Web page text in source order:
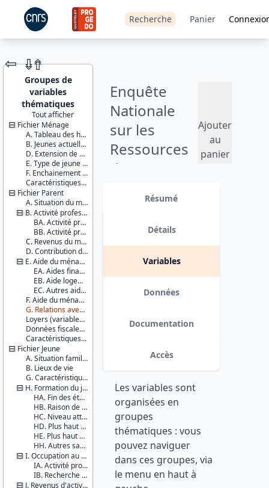
Recherche Panier
JEU DE
DONNÉES
Enquête
Nationale
sur les
Ressources
des Jeunes
Ajouter
au
panier
données fiscales portant sur les
revenus des parents suite à un
appariement ; - imputation de loyers
Logement Insee ; - et ajout de
personnes, aides sociales, revenus
⇦ ⇮⇮
Groupes de
variables
thématiques
Tout afficher
Fichier Ménage
A. Tableau des habitants du logement
B. Jeunes actuellement à l’étranger (stages, etc.)
D. Extension de champ
E. Type de jeune adulte
F. Enchainement des questionnaires
Caractéristiques d'enquête
Fichier Parent
A. Situation du ménage du parent
B. Activité professionnelle du parent et de son conjoint
BA. Activité professionnelle du parent
BB. Activité professionnelle du conjoint du parent
C. Revenus du ménage du parent
D. Contribution du jeune au ménage du parent
E. Aide du ménage du parent au jeune
EA. Aides financières régulières
EB. Aide logement
EC. Autres aides
F. Aide du ménage du parent aux autres enfants
G. Relations avec le jeune
Loyers (variables imputées)
Données fiscales et sociales
Caractéristiques d'enquête
Fichier Jeune
A. Situation familiale du JA
B. Lieux de vie
G. Caractéristiques individuelles du jeune adulte
H. Formation du jeune adulte
HA. Fin des études
HB. Raison de l'arrêt des études
HC. Niveau atteint par le jeune adulte encore en formation initiale
HD. Plus haut diplôme atteint (pour tous)
HE. Plus haut niveau atteint (pour tous)
HH. Autres savoirs du jeune adulte
I. Occupation au cours de la semaine précédente
IA. Activité professionnelle
IB. Recherche d'un travail
J. Revenus d'activités et description de l'activité
Identifiants :
lil-1120
doi:10.13144/lil-
1120
Thème :
Conditions
de vie et
société
Couverture
géographique :
France
métropolitaine
Guadeloupe
La
Réunion
Producteurs :
INSEE
DREES
Diffuseur :
Progedo-
Adisp
Résumé
Détails
Variables
Données
Documentation
Accès
Les variables sont
organisées en
groupes
thématiques : vous
pouvez naviguer
dans ces groupes, via
le menu en haut à